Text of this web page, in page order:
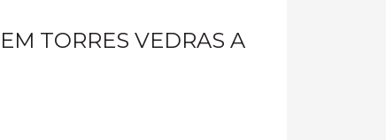
TORRES VEDRAS A